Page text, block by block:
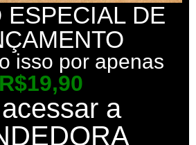
ESPECIAL DE
isso por apenas
R$19,90
a